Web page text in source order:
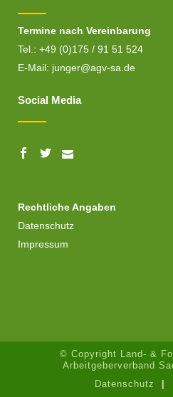
Termine nach Vereinbarung
Tel.: +49 (0)175 / 91 51 524
E-Mail: junger@agv-sa.de
Social Media
Rechtliche Angaben
Datenschutz
Impressum
© Copyright Land- &
Arbeitgeberverband
Datenschutz